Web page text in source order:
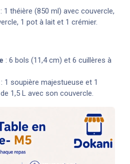
: 1 théière (850 ml) avec couvercle,
1 pot à lait et 1 crémier.
: 6 bols (11,4 cm) et 6 cuillères à
: 1 soupière majestueuse et 1
1,5 L avec son couvercle.